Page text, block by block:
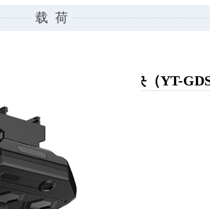
载 荷
机八合一气体探测模块（YT-